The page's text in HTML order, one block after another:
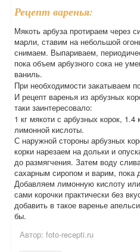
Рецепт варенья:
Мякоть арбуза протираем через
марли, ставим на небольшой
снимаем. Выпариваем,
пока объем арбузного сока не
ваниль.
При необходимости закатываем
И рецепт варенья из арбузных
таки заинтересовало:
1 кг мякоти с арбузных корок,
лимонной кислоты.
С наружной стороны арбузных
корки нарезаем на дольки и
до размягчения. Затем воду
сахарным сиропом и варим, пока
Добавляем лимонную кислоту
сами корочки практически без
добавить в такое варенье
бы.
Автор: foto-recepti.ru